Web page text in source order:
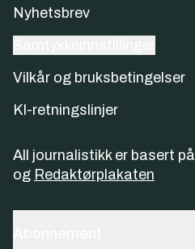
Nyhetsbrev
Vilkår og bruksbetingelser
KI-retningslinjer
All journalistikk er basert på
og Redaktørplakaten